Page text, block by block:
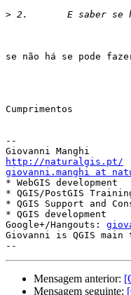
>
se não há se pode
Cumprimentos
--
http://naturalgis.pt/
giovanni.manghi at
* WebGIS development
* QGIS/PostGIS
* QGIS Support and
* QGIS development
Google+/Hangouts:
Giovanni is QGIS
Mensagem anterior:
Mensagem seguinte: